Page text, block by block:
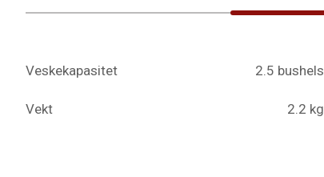
Veskekapasitet 2.5 bushels
Vekt 2.2 kg